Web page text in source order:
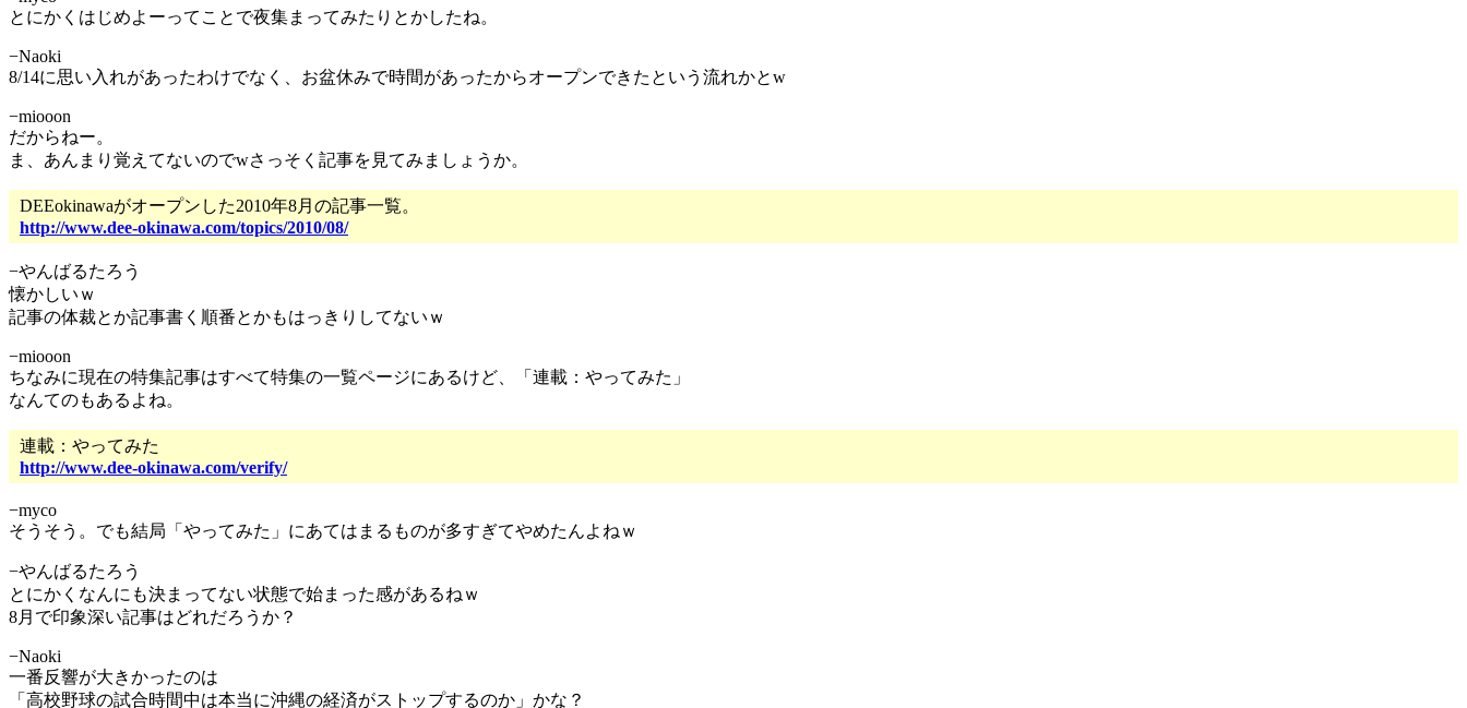
とにかくはじめよーってことで夜集まってみたりとかしたね。
−Naoki
8/14に思い入れがあったわけでなく、お盆休みで時間があったからオープンできたという流れかとw
−miooon
だからねー。
ま、あんまり覚えてないのでwさっそく記事を見てみましょうか。
DEEokinawaがオープンした2010年8月の記事一覧。
http://www.dee-okinawa.com/topics/2010/08/
−やんばるたろう
懐かしいｗ
記事の体裁とか記事書く順番とかもはっきりしてないｗ
−miooon
ちなみに現在の特集記事はすべて特集の一覧ページにあるけど、「連載：やってみた」
なんてのもあるよね。
連載：やってみた
http://www.dee-okinawa.com/verify/
−myco
そうそう。でも結局「やってみた」にあてはまるものが多すぎてやめたんよねｗ
−やんばるたろう
とにかくなんにも決まってない状態で始まった感があるねｗ
8月で印象深い記事はどれだろうか？
−Naoki
一番反響が大きかったのは
「高校野球の試合時間中は本当に沖縄の経済がストップするのか」かな？